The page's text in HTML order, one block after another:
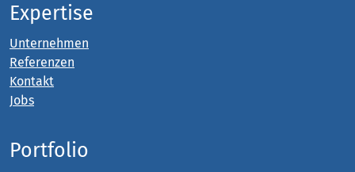
Expertise
Unternehmen
Referenzen
Kontakt
Jobs
Portfolio